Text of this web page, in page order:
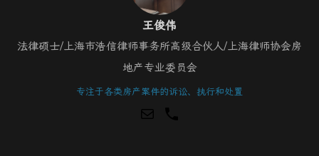
王俊伟
法律硕士/上海市浩信律师事务所高级合伙人/上海律师协会房
地产专业委员会
专注于各类房产案件的诉讼、执行和处置